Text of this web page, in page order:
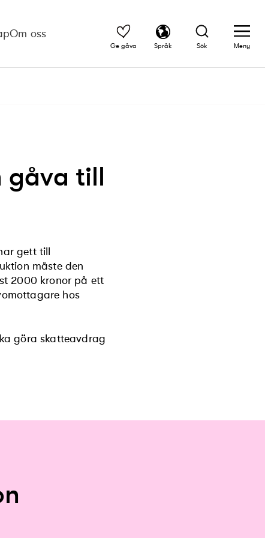
Om oss
Ge gåva Språk Sök Meny
gåva till
gett till
måste den
2000 kronor på ett
hos
göra skatteavdrag